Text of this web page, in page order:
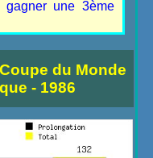
une 3ème
du Monde
- 1986